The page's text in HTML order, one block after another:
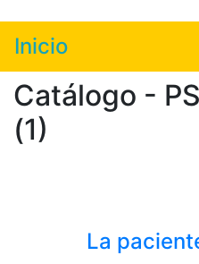
Inicio
Catálogo -
(1)
La